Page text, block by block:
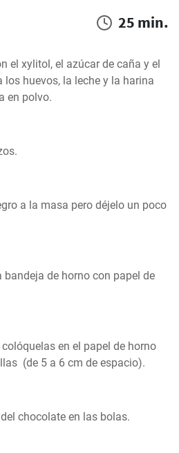
25 min.
el xylitol, el azúcar de caña y el
huevos, la leche y la harina
en polvo.
a la masa pero déjelo un poco
de horno con papel de
en el papel de horno
(de 5 a 6 cm de espacio).
chocolate en las bolas.